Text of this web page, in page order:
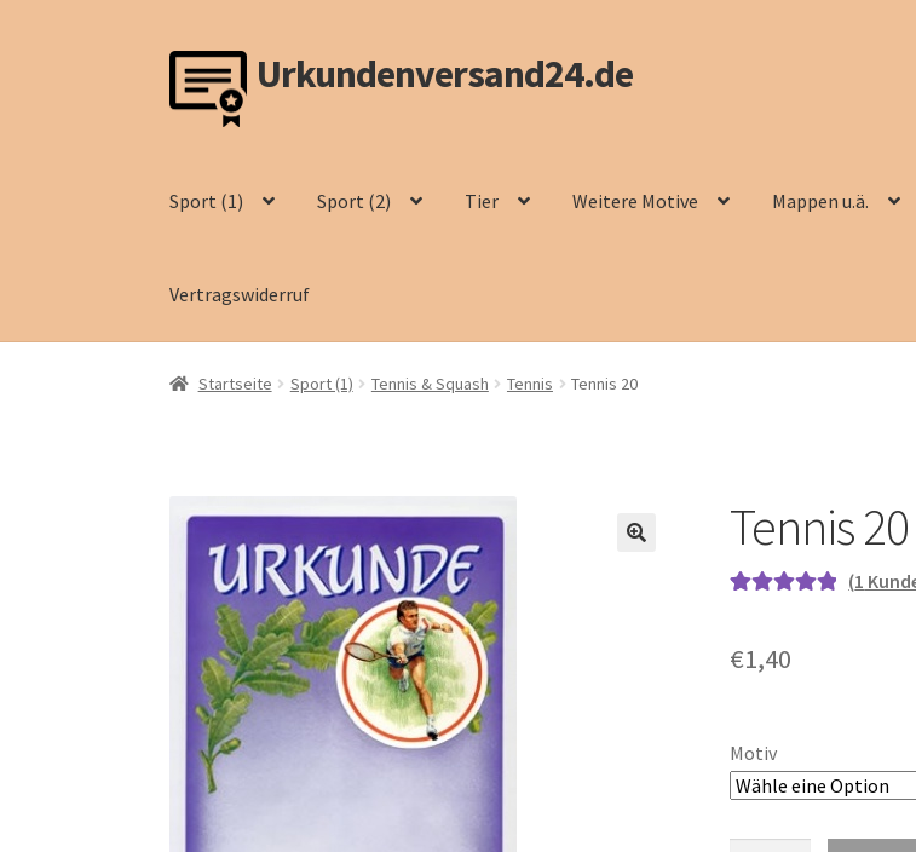
Zur
Navigation
springen
Zum
Inhalt
springen
Urkundenversand24.de
Sport (1) Sport (2) Tier Weitere Motive Mappen u.ä.
Vertragswiderruf
Startseite Sport (1) Tennis & Squash Tennis Tennis 20
Tennis 20
basierend auf
(1
€1,40
Motiv